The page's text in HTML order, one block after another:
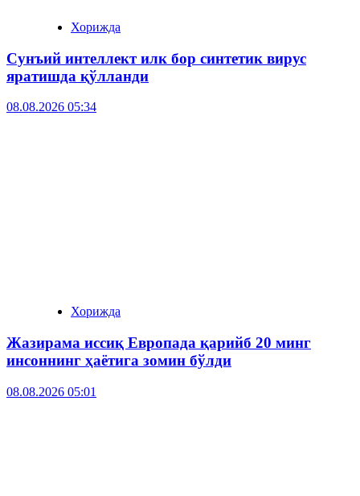
Хорижда
Сунъий интеллект илк бор синтетик вирус
яратишда қўлланди
08.08.2026 05:34
Хорижда
Жазирама иссиқ Европада қарийб 20 минг
инсоннинг ҳаётига зомин бўлди
08.08.2026 05:01